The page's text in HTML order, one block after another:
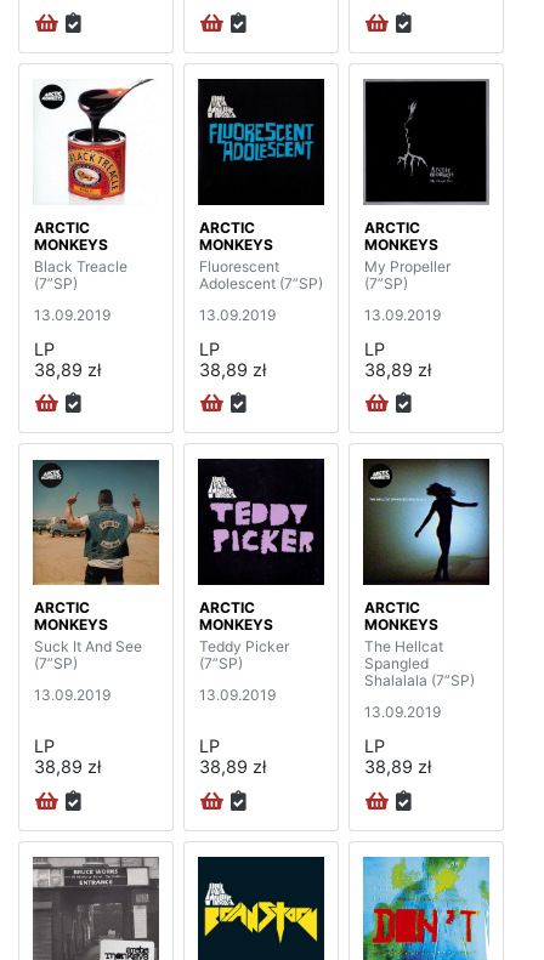
ARCTIC
MONKEYS
Black Treacle
(7”SP)
13.09.2019
LP
38,89 zł
ARCTIC
MONKEYS
Fluorescent
Adolescent (7”SP)
13.09.2019
LP
38,89 zł
ARCTIC
MONKEYS
My Propeller
(7”SP)
13.09.2019
LP
38,89 zł
ARCTIC
MONKEYS
Suck It And See
(7”SP)
13.09.2019
LP
38,89 zł
ARCTIC
MONKEYS
Teddy Picker
(7”SP)
13.09.2019
LP
38,89 zł
ARCTIC
MONKEYS
The Hellcat
Spangled
Shalalala (7”SP)
13.09.2019
LP
38,89 zł